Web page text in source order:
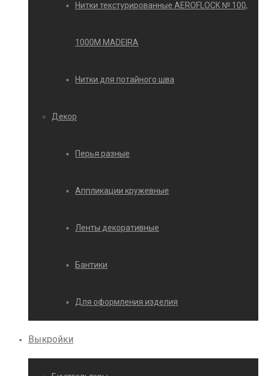
Нитки текстурированные AEROFLOCK № 100,
1000М MADEIRA
Нитки для потайного шва
Декор
Перья разные
Аппликации кружевные
Ленты декоративные
Бантики
Для оформления изделия
Выкройки